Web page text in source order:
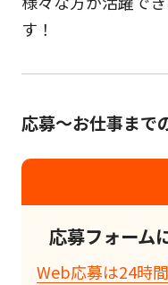
す！
応募～お仕事まで
応募フォーム
Web応募は24時